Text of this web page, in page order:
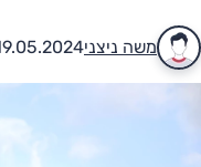
משה ניצני